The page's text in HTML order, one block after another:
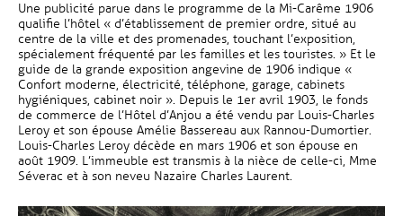
Une publicité parue dans le programme de la Mi-Carême 1906
qualifie l’hôtel « d’établissement de premier ordre, situé au
centre de la ville et des promenades, touchant l’exposition,
spécialement fréquenté par les familles et les touristes. » Et le
guide de la grande exposition angevine de 1906 indique «
Confort moderne, électricité, téléphone, garage, cabinets
hygiéniques, cabinet noir ». Depuis le 1er avril 1903, le fonds
de commerce de l’Hôtel d’Anjou a été vendu par Louis-Charles
Leroy et son épouse Amélie Bassereau aux Rannou-Dumortier.
Louis-Charles Leroy décède en mars 1906 et son épouse en
août 1909. L’immeuble est transmis à la nièce de celle-ci, Mme
Séverac et à son neveu Nazaire Charles Laurent.